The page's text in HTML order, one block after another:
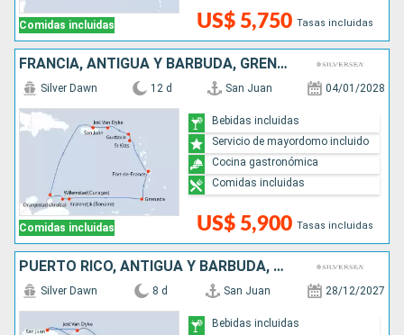
Comidas incluidas US$ 5,750 Tasas incluidas
FRANCIA, ANTIGUA Y BARBUDA, GRENADA, ARUBA, PUERTO RICO
Comidas incluidas
Silver Dawn 12 d San Juan 04/01/2028
US$ 5,900 Tasas incluidas
Bebidas incluidas
Servicio de mayordomo incluido
Cocina gastronómica
Comidas incluidas
PUERTO RICO, ANTIGUA Y BARBUDA, SAN MARTÍN, DOMINICA
Silver Dawn 8 d San Juan 28/12/2027
Bebidas incluidas